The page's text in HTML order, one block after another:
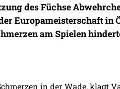
des Füchse
Europameisterschaft in
am Spielen
in der Wade, klagt